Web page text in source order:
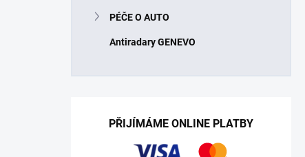
PÉČE O AUTO
Antiradary GENEVO
PŘIJÍMÁME ONLINE PLATBY